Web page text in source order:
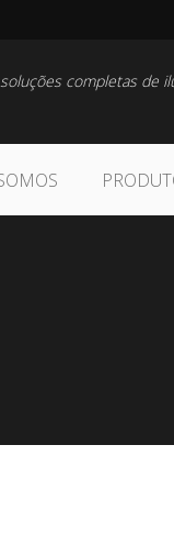
completas de